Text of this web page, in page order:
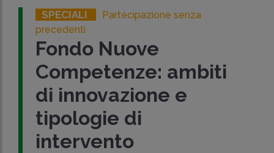
SPECIALI
Partecipazione senza
precedenti
Fondo Nuove
Competenze: ambiti
di innovazione e
tipologie di
intervento